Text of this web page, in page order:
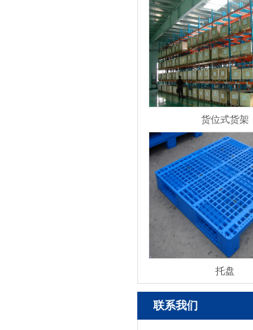
货位式货架
托盘
联系我们